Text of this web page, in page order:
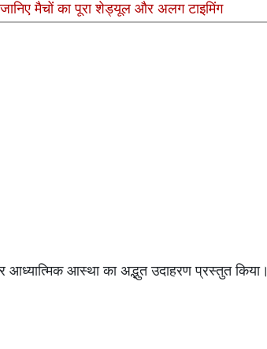
मैचों का पूरा शेड्यूल और अलग टाइमिंग
आस्था का अद्भुत उदाहरण प्रस्तुत किया।